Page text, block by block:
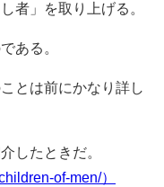
者」を取り上げる。
ある。
とは前にかなり詳し
したときだ。
of-men/）